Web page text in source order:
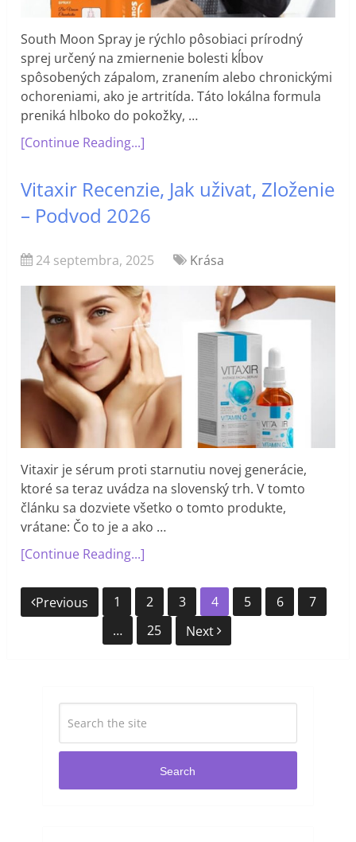
South Moon Spray je rýchlo pôsobiaci prírodný
sprej určený na zmiernenie bolesti kĺbov
spôsobených zápalom, zranením alebo chronickými
ochoreniami, ako je artritída. Táto lokálna formula
preniká hlboko do pokožky, …
[Continue Reading...]
Vitaxir Recenzie, Jak uživat, Zloženie
– Podvod 2026
24 septembra, 2025 Krása
Vitaxir je sérum proti starnutiu novej generácie,
ktoré sa teraz uvádza na slovenský trh. V tomto
článku sa dozviete všetko o tomto produkte,
vrátane: Čo to je a ako …
[Continue Reading...]
Navigácia
Previous 1 2 3 4 5 6
7
…
25 Next
Search